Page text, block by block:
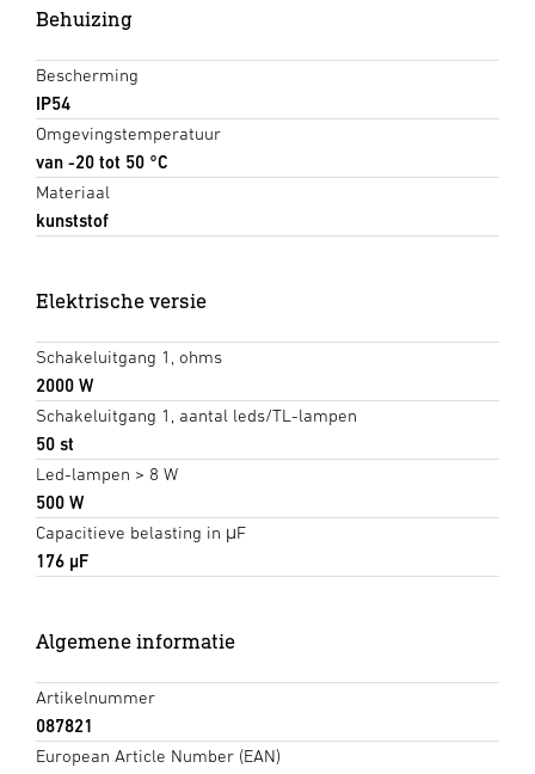
Behuizing
Bescherming
IP54
Omgevingstemperatuur
van -20 tot 50 °C
Materiaal
kunststof
Elektrische versie
Schakeluitgang 1, ohms
2000 W
Schakeluitgang 1, aantal leds/TL-lampen
50 st
Led-lampen > 8 W
500 W
Capacitieve belasting in μF
176 µF
Algemene informatie
Artikelnummer
087821
European Article Number (EAN)